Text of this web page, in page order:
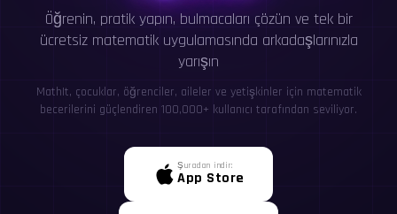
Öğrenin, pratik yapın, bulmacaları çözün ve tek bir
ücretsiz matematik uygulamasında arkadaşlarınızla
yarışın
MathIt, çocuklar, öğrenciler, aileler ve yetişkinler için matematik
becerilerini güçlendiren 100,000+ kullanıcı tarafından seviliyor.
Şuradan indir:
App Store